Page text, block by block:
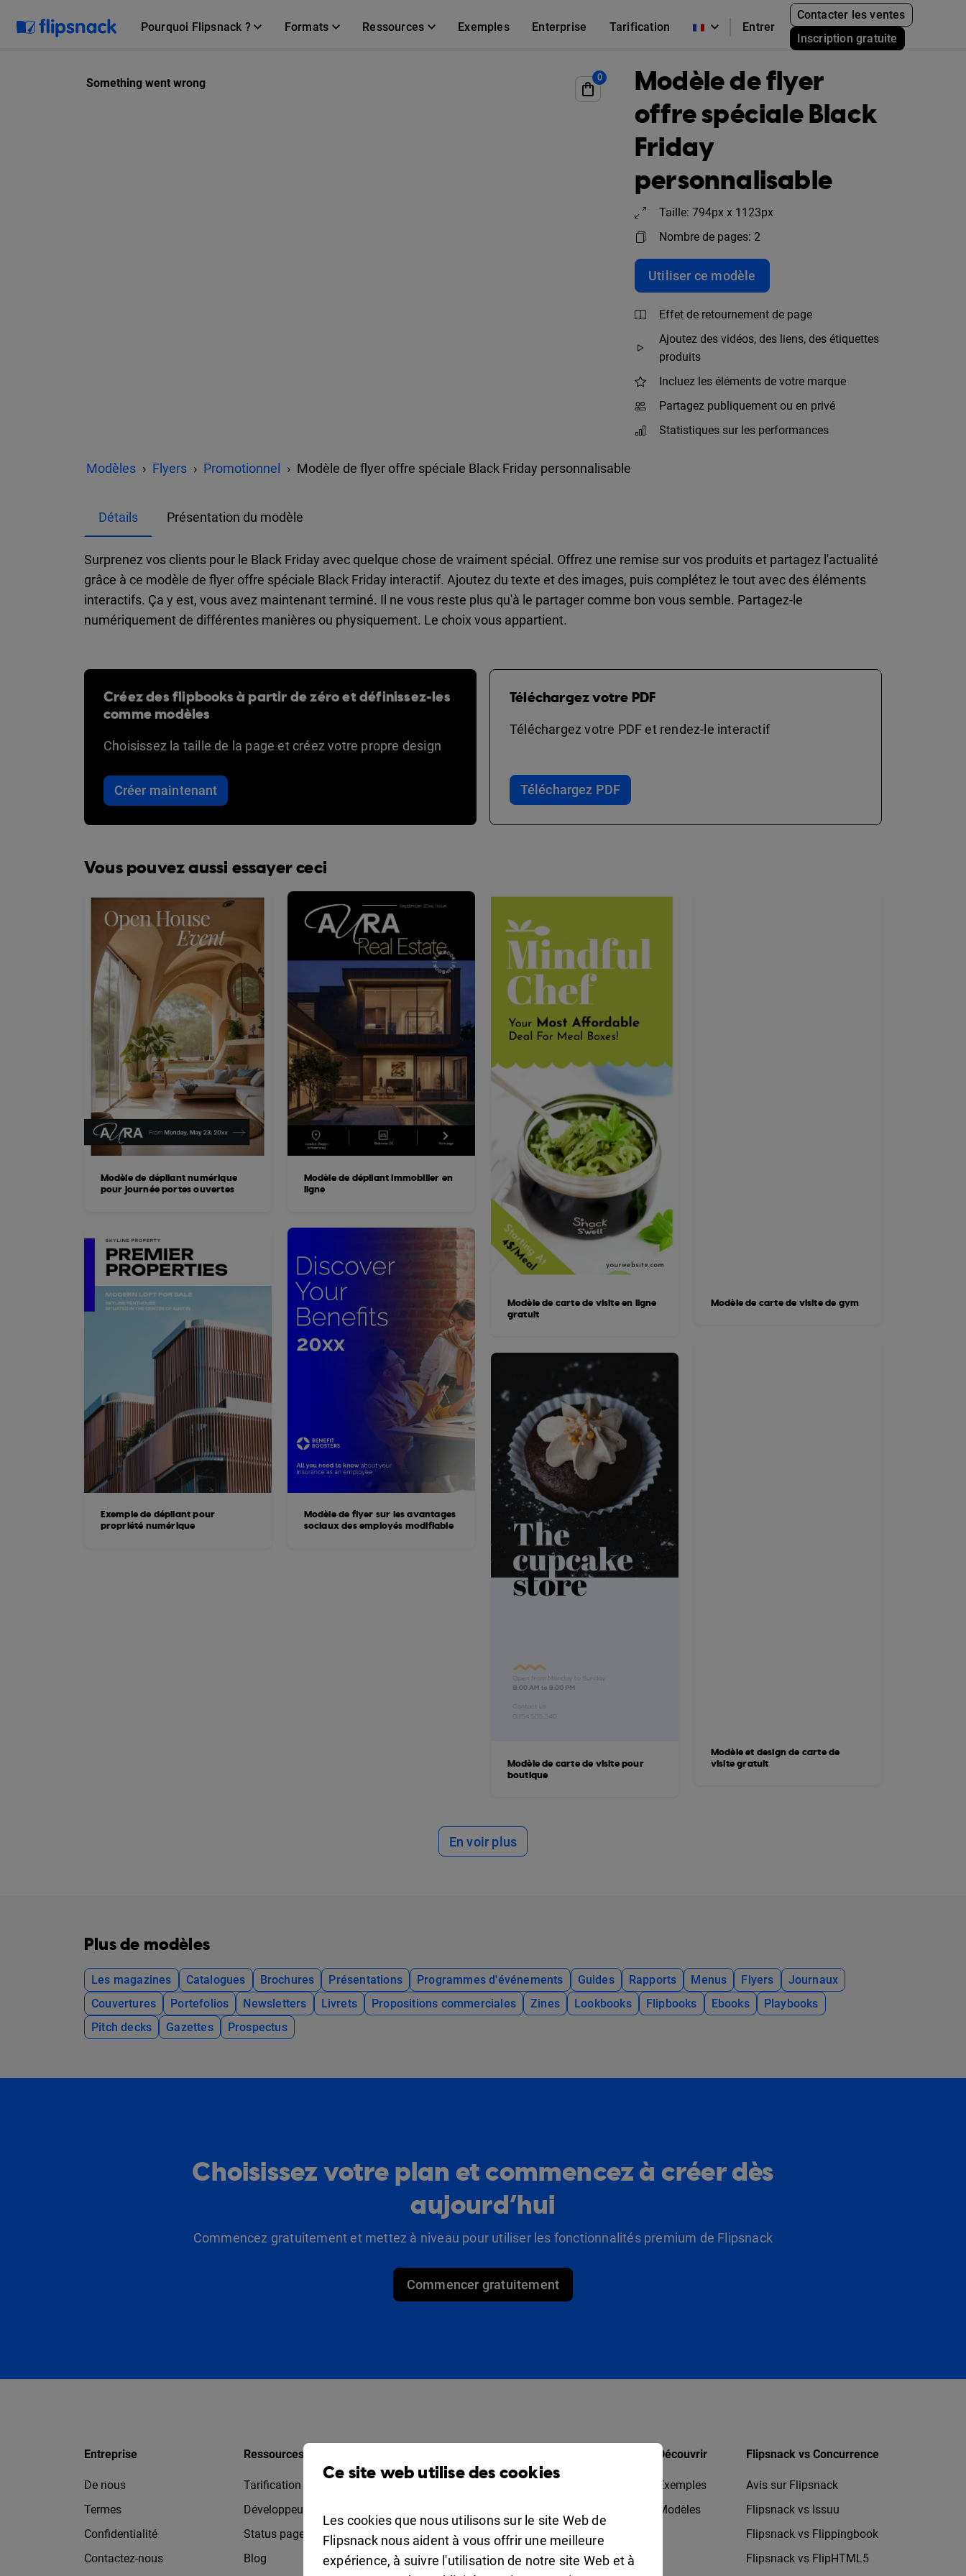
Pourquoi Flipsnack ? Formats Ressources Exemples Enterprise Tarification Entrer
Contacter les ventes
Inscription gratuite
Modèle de flyer
offre spéciale Black
Friday
personnalisable
Taille: 794px x 1123px
Nombre de pages: 2
Utiliser ce modèle
Effet de retournement de page
Ajoutez des vidéos, des liens, des étiquettes
produits
Incluez les éléments de votre marque
Partagez publiquement ou en privé
Statistiques sur les performances
Modèles Flyers Promotionnel Modèle de flyer offre spéciale Black Friday personnalisable
Détails Présentation du modèle
Surprenez vos clients pour le Black Friday avec quelque chose de vraiment spécial. Offrez une remise sur vos produits et partagez l'actualité
grâce à ce modèle de flyer offre spéciale Black Friday interactif. Ajoutez du texte et des images, puis complétez le tout avec des éléments
interactifs. Ça y est, vous avez maintenant terminé. Il ne vous reste plus qu'à le partager comme bon vous semble. Partagez-le
numériquement de différentes manières ou physiquement. Le choix vous appartient.
Créez des flipbooks à partir de zéro et définissez-les
comme modèles
Choisissez la taille de la page et créez votre propre design
Créer maintenant
Téléchargez votre PDF
Téléchargez votre PDF et rendez-le interactif
Téléchargez PDF
Vous pouvez aussi essayer ceci
Modèle de dépliant numérique
pour journée portes ouvertes
Exemple de dépliant pour
propriété numérique
Modèle de dépliant immobilier en
ligne
Modèle de flyer sur les avantages
sociaux des employés modifiable
Modèle de carte de visite en ligne
gratuit
Modèle de carte de visite pour
boutique
Modèle de carte de visite de gym
Modèle et design de carte de
visite gratuit
En voir plus
Plus de modèles
Les magazines Catalogues Brochures Présentations Programmes d'événements Guides Rapports Menus Flyers
Journaux
Couvertures
Portefolios Newsletters Livrets Propositions commerciales Zines Lookbooks Flipbooks Ebooks
Playbooks
Pitch decks
Gazettes Prospectus
Choisissez votre plan et commencez à créer dès
aujourd’hui
Commencez gratuitement et mettez à niveau pour utiliser les fonctionnalités premium de Flipsnack
Commencer gratuitement
Entreprise
De nous
Termes
Confidentialité
Contactez-nous
Ressources
Tarification
Développeurs
Status page
Blog
Apps
Collaboration
For education
Découvrir
Exemples
Modèles
Flipsnack vs Concurrence
Avis sur Flipsnack
Flipsnack vs Issuu
Flipsnack vs Flippingbook
Flipsnack vs FlipHTML5
Ce site web utilise des cookies
Les cookies que nous utilisons sur le site Web de
Flipsnack nous aident à vous offrir une meilleure
expérience, à suivre l'utilisation de notre site Web et à